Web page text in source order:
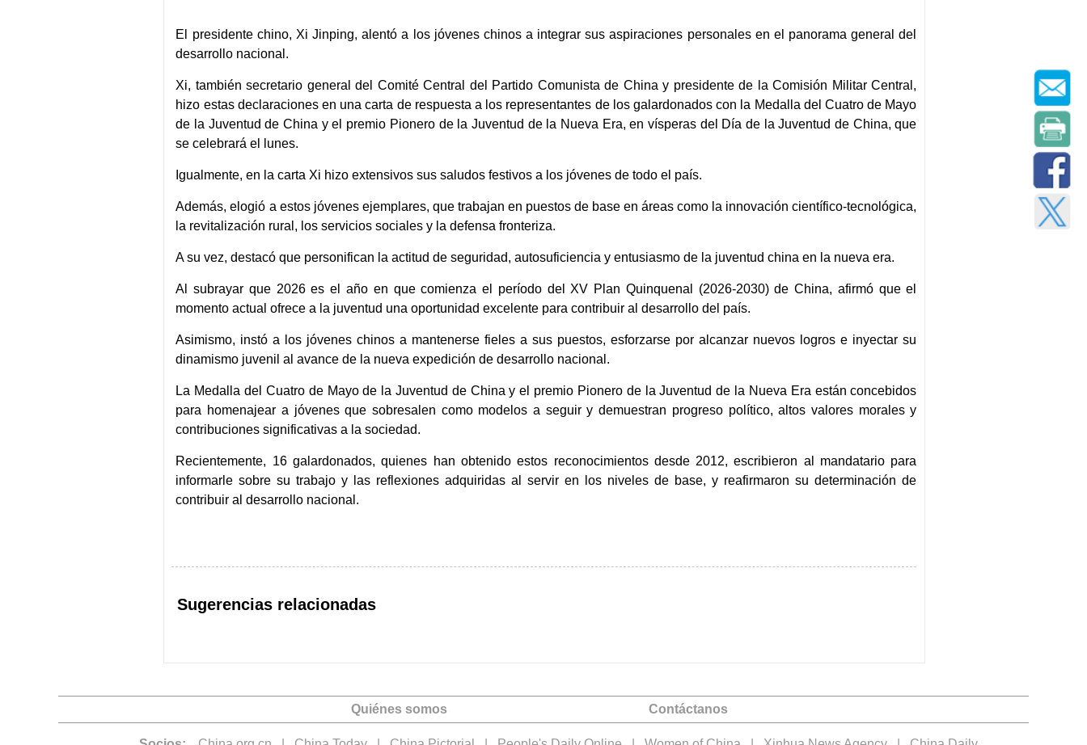
El presidente chino, Xi Jinping, alentó a los jóvenes chinos a integrar sus aspiraciones personales en el panorama general del
desarrollo nacional.
Xi, también secretario general del Comité Central del Partido Comunista de China y presidente de la Comisión Militar Central,
hizo estas declaraciones en una carta de respuesta a los representantes de los galardonados con la Medalla del Cuatro de Mayo
de la Juventud de China y el premio Pionero de la Juventud de la Nueva Era, en vísperas del Día de la Juventud de China, que
se celebrará el lunes.
Igualmente, en la carta Xi hizo extensivos sus saludos festivos a los jóvenes de todo el país.
Además, elogió a estos jóvenes ejemplares, que trabajan en puestos de base en áreas como la innovación científico-tecnológica,
la revitalización rural, los servicios sociales y la defensa fronteriza.
A su vez, destacó que personifican la actitud de seguridad, autosuficiencia y entusiasmo de la juventud china en la nueva era.
Al subrayar que 2026 es el año en que comienza el período del XV Plan Quinquenal (2026-2030) de China, afirmó que el
momento actual ofrece a la juventud una oportunidad excelente para contribuir al desarrollo del país.
Asimismo, instó a los jóvenes chinos a mantenerse fieles a sus puestos, esforzarse por alcanzar nuevos logros e inyectar su
dinamismo juvenil al avance de la nueva expedición de desarrollo nacional.
La Medalla del Cuatro de Mayo de la Juventud de China y el premio Pionero de la Juventud de la Nueva Era están concebidos
para homenajear a jóvenes que sobresalen como modelos a seguir y demuestran progreso político, altos valores morales y
contribuciones significativas a la sociedad.
Recientemente, 16 galardonados, quienes han obtenido estos reconocimientos desde 2012, escribieron al mandatario para
informarle sobre su trabajo y las reflexiones adquiridas al servir en los niveles de base, y reafirmaron su determinación de
contribuir al desarrollo nacional.
Sugerencias relacionadas
Quiénes somos Contáctanos